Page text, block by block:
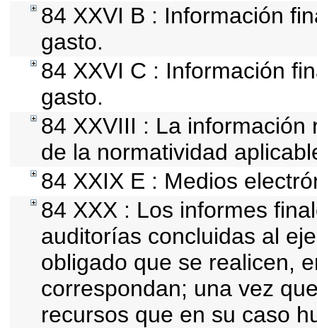
84 XXVI B : Información
gasto.
84 XXVI C : Información
gasto.
84 XXVIII : La
de la normatividad
84 XXIX E : Medios
84 XXX : Los informes
auditorías concluidas al
obligado que se realicen,
correspondan; una vez
recursos que en su caso